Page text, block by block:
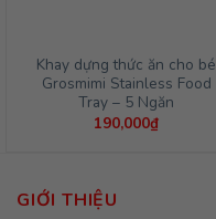
Khay dựng thức ăn cho bé
Grosmimi Stainless Food
Tray – 5 Ngăn
190,000₫
GIỚI THIỆU